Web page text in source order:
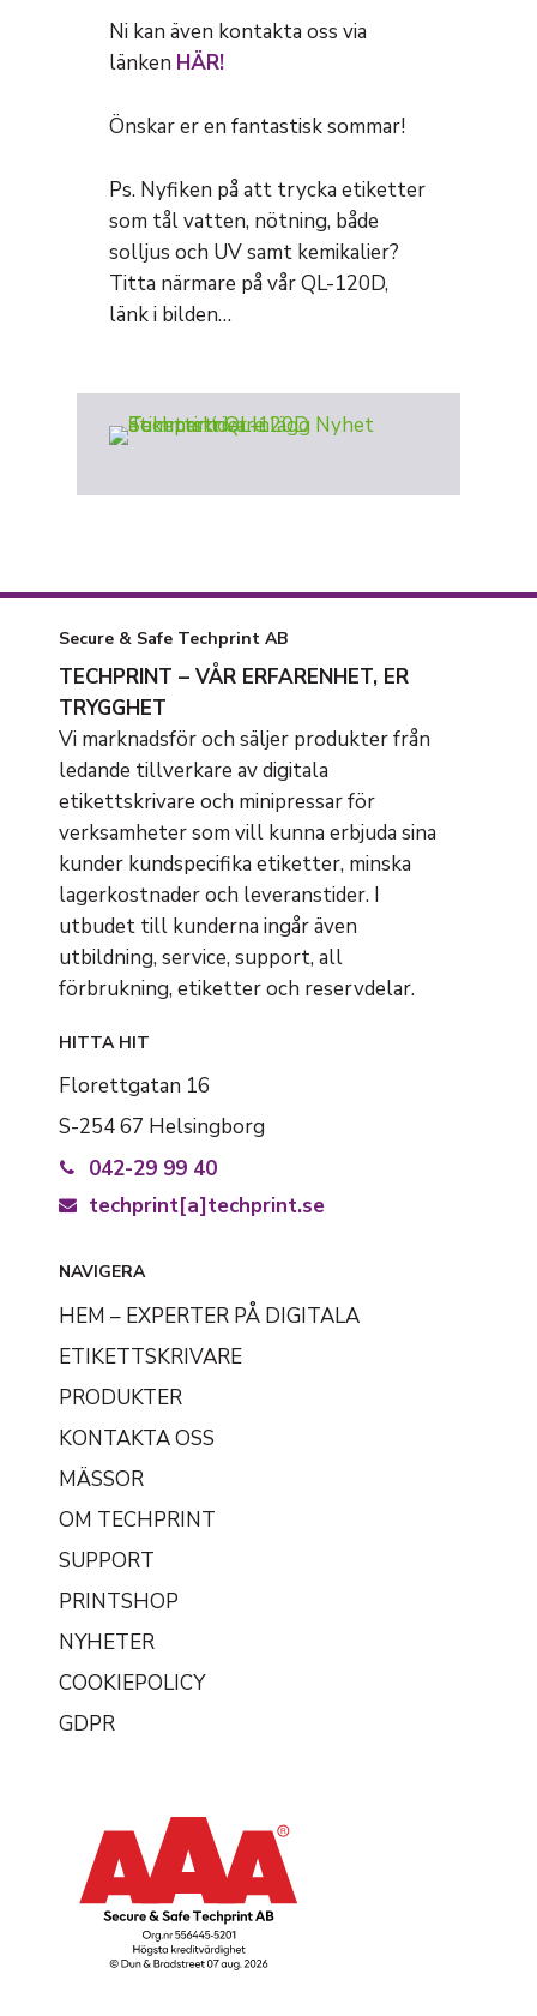
Ni kan även kontakta oss via
länken HÄR!
Önskar er en fantastisk sommar!
Ps. Nyfiken på att trycka etiketter
som tål vatten, nötning, både
solljus och UV samt kemikalier?
Titta närmare på vår QL-120D,
länk i bilden…
Secure & Safe Techprint AB
TECHPRINT – VÅR ERFARENHET, ER
TRYGGHET
Vi marknadsför och säljer produkter från
ledande tillverkare av digitala
etikettskrivare och minipressar för
verksamheter som vill kunna erbjuda sina
kunder kundspecifika etiketter, minska
lagerkostnader och leveranstider. I
utbudet till kunderna ingår även
utbildning, service, support, all
förbrukning, etiketter och reservdelar.
HITTA HIT
Florettgatan 16
S-254 67 Helsingborg
042-29 99 40
techprint[a]techprint.se
NAVIGERA
HEM – EXPERTER PÅ DIGITALA
ETIKETTSKRIVARE
PRODUKTER
KONTAKTA OSS
MÄSSOR
OM TECHPRINT
SUPPORT
PRINTSHOP
NYHETER
COOKIEPOLICY
GDPR